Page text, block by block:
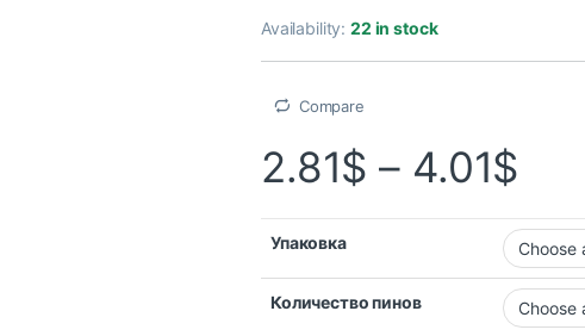
Availability:22 in stock
Compare
2.81$ – 4.01$
Упаковка
Количество пинов